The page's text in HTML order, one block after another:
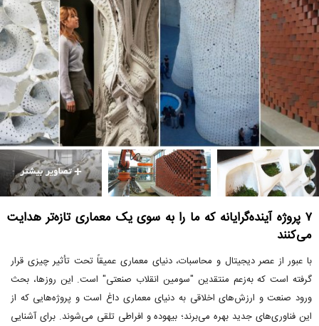
۷ پروژه آینده‌گرایانه که ما را به سوی یک معماری تازه‌تر هدایت
می‌کنند
با عبور از عصر دیجیتال و محاسبات، دنیای معماری عمیقاً تحت تأثیر چیزی قرار
گرفته است که به‌زعم منتقدین "سومین انقلاب صنعتی" است. این روزها، بحث
ورود صنعت و ارزش‌های اخلاقی به دنیای معماری داغ است و پروژه‌هایی که از
این فناوری‌های جدید بهره می‌برند؛ بیهوده و افراطی تلقی می‌شوند. برای آشنایی